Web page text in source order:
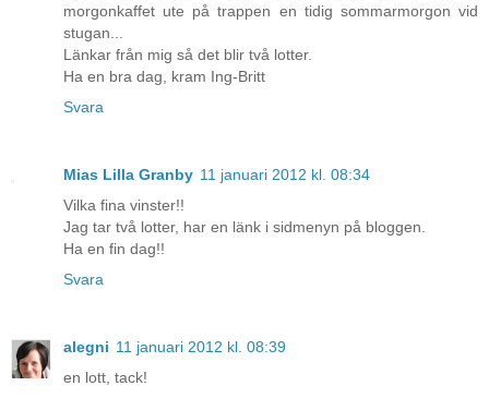
morgonkaffet ute på trappen en tidig sommarmorgon vid
stugan...
Länkar från mig så det blir två lotter.
Ha en bra dag, kram Ing-Britt
Svara
Mias Lilla Granby 11 januari 2012 kl. 08:34
Vilka fina vinster!!
Jag tar två lotter, har en länk i sidmenyn på bloggen.
Ha en fin dag!!
Svara
alegni 11 januari 2012 kl. 08:39
en lott, tack!